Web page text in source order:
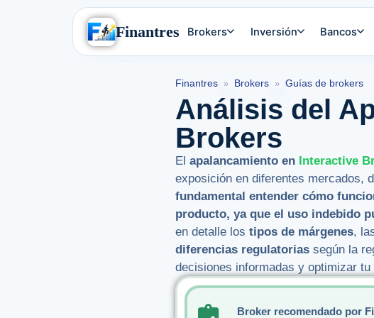
Finantres Brokers Inversión Bancos
Finantres » Brokers » Guías de brokers
Análisis del
Brokers
El apalancamiento en Interactive
exposición en diferentes mercados,
fundamental entender cómo
producto, ya que el uso indebido
en detalle los tipos de márgenes,
diferencias regulatorias según la
decisiones informadas y optimizar
Broker recomendado por